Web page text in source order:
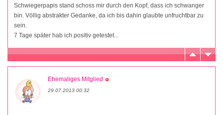
Schwiegerpapis stand schoss mir durch den Kopf, dass ich schwanger
bin. Völlig abstrakter Gedanke, da ich bis dahin glaubte unfruchtbar zu
sein.
7 Tage später hab ich positiv getestet...
Ehemaliges Mitglied
29.07.2013 00:32